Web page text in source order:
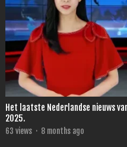
Het laatste Nederlandse nieuws
2025.
63 views · 8 months ago